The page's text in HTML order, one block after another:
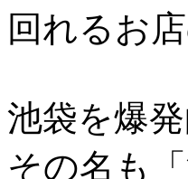
回れるお
池袋を爆
その名も